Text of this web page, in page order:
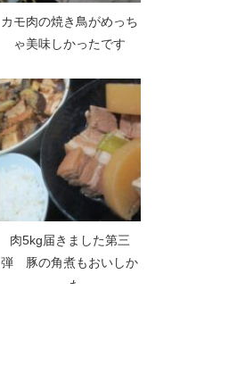
カモ肉の焼き鳥がめっち
ゃ美味しかったです
肉5kg届きました第三
弾 豚の角煮もおいしか
った